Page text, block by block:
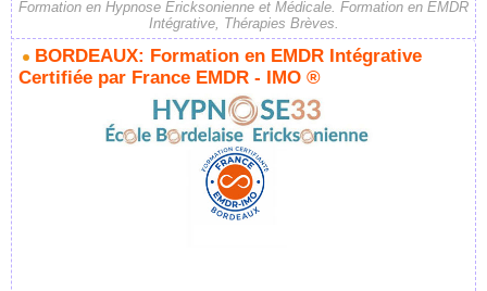
Formation en Hypnose Ericksonienne et Médicale. Formation en EMDR
Intégrative, Thérapies Brèves.
BORDEAUX: Formation en EMDR Intégrative
Certifiée par France EMDR - IMO ®